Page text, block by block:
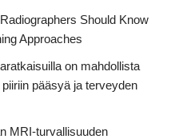
Should Know
Approaches
on mahdollista
pääsyä ja terveyden
MRI-turvallisuuden